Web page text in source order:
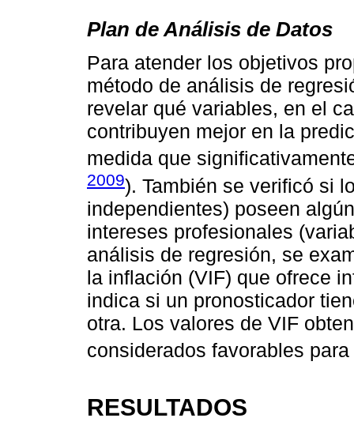
Plan de Análisis de Datos
Para atender los objetivos
método de análisis de
revelar qué variables, en el
contribuyen mejor en la
medida que
2009). También se verificó si
independientes) poseen
intereses profesionales
análisis de regresión, se
la inflación (VIF) que ofrece
indica si un pronosticador
otra. Los valores de VIF
considerados favorables
RESULTADOS